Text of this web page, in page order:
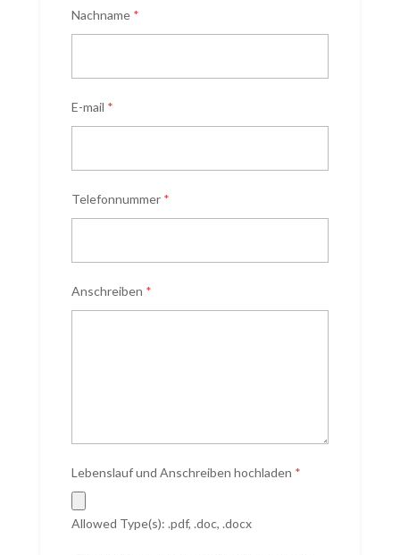
Nachname *
E-mail *
Telefonnummer *
Anschreiben *
Lebenslauf und Anschreiben hochladen *
Allowed Type(s): .pdf, .doc, .docx